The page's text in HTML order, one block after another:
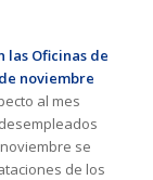
las Oficinas de
noviembre
al mes
se
de los